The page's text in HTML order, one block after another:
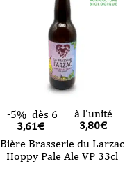
-5% dès 6
3,61€
à l'unité
3,80€
Bière Brasserie du Larzac
Hoppy Pale Ale VP 33cl